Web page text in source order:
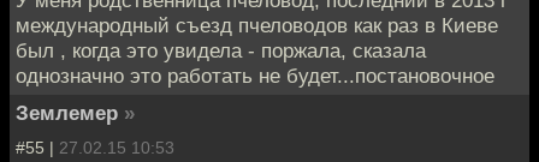
международный съезд пчеловодов как раз в Киеве
был , когда это увидела - поржала, сказала
однозначно это работать не будет...постановочное
Землемер »
#55 | 27.02.15 10:53